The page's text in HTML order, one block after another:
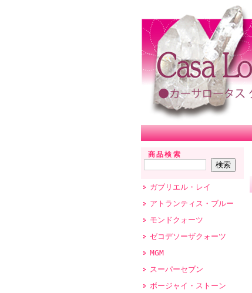
商品検索
ガブリエル・レイ
アトランティス・ブルー
モンドクォーツ
ゼコデソーザクォーツ
MGM
スーパーセブン
ボージャイ・ストーン